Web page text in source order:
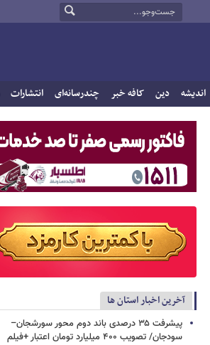
اندیشه دین کافه خبر چندرسانه‌ای انتشارات
آخرین اخبار استان ها
پیشرفت ۳۵ درصدی باند دوم محور سورشجان–
سودجان/ تصویب ۴۰۰ میلیارد تومان اعتبار +فیلم